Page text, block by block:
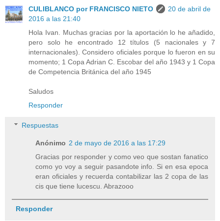
CULIBLANCO por FRANCISCO NIETO
20 de abril de
2016 a las 21:40
Hola Ivan. Muchas gracias por la aportación lo he añadido,
pero solo he encontrado 12 títulos (5 nacionales y 7
internacionales). Considero oficiales porque lo fueron en su
momento; 1 Copa Adrian C. Escobar del año 1943 y 1 Copa
de Competencia Británica del año 1945
Saludos
Responder
Respuestas
Anónimo 2 de mayo de 2016 a las 17:29
Gracias por responder y como veo que sostan fanatico
como yo voy a seguir pasandote info. Si en esa epoca
eran oficiales y recuerda contabilizar las 2 copa de las
cis que tiene lucescu. Abrazooo
Responder